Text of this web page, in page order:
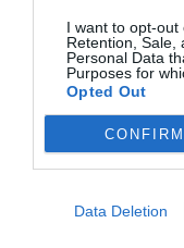
I want to opt-out
Retention, Sale,
Personal Data
Purposes for
Opted Out
CONFIRM
Data Deletion
Ο ΚΑΙΡΟΣ